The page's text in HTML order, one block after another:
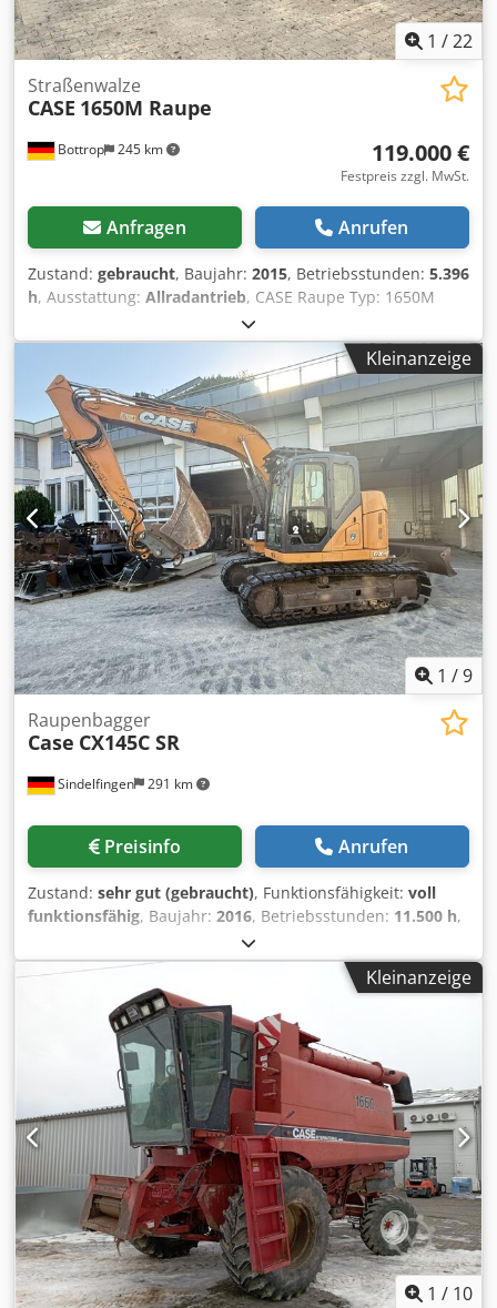
Katalogen und Einbänden.
1 /22
Bottrop 245 km
Straßenwalze
CASE 1650M Raupe
119.000 €
Festpreis zzgl. MwSt.
Anfragen Anrufen
Zustand: gebraucht, Baujahr: 2015, Betriebsstunden: 5.396
h, Ausstattung: Allradantrieb, CASE Raupe Typ: 1650M
Cjdpjzhyrmsfx Andsrf Leergewicht: 19200 kg Power : 122
kW Arbeitsstunden: 5.396 Ausstattung: - Sitzheizung -
Klimaanlage - Radio - Heckaufreißer mit 3 Zähnen -
Frontseitige Kabinenschutzvorrichtungen und -gitter -
Planierschild (Hydrl. Klappbar) Gerne unterstützen wir Sie
auch im Bereich Finanzierung/Leasing mit unserem
Partnern. Alle Angaben ohne Gewähr. Irrtum und
Zwischenhandel vorbehalten.
Kleinanzeige
1 /9
Sindelfingen 291 km
Raupenbagger
Case CX145C SR
Preisinfo Anrufen
Zustand: sehr gut (gebraucht), Funktionsfähigkeit: voll
funktionsfähig, Baujahr: 2016, Betriebsstunden: 11.500 h,
* 11.500 Stunden * Einsatzgewicht 15.700 kg Crjdpfxsy Rm
H Ej Andjf * Motorleistung 77 kW * Roadliner * hyd
Schnellwechsler * Klimaanlage
Kleinanzeige
1 / 10